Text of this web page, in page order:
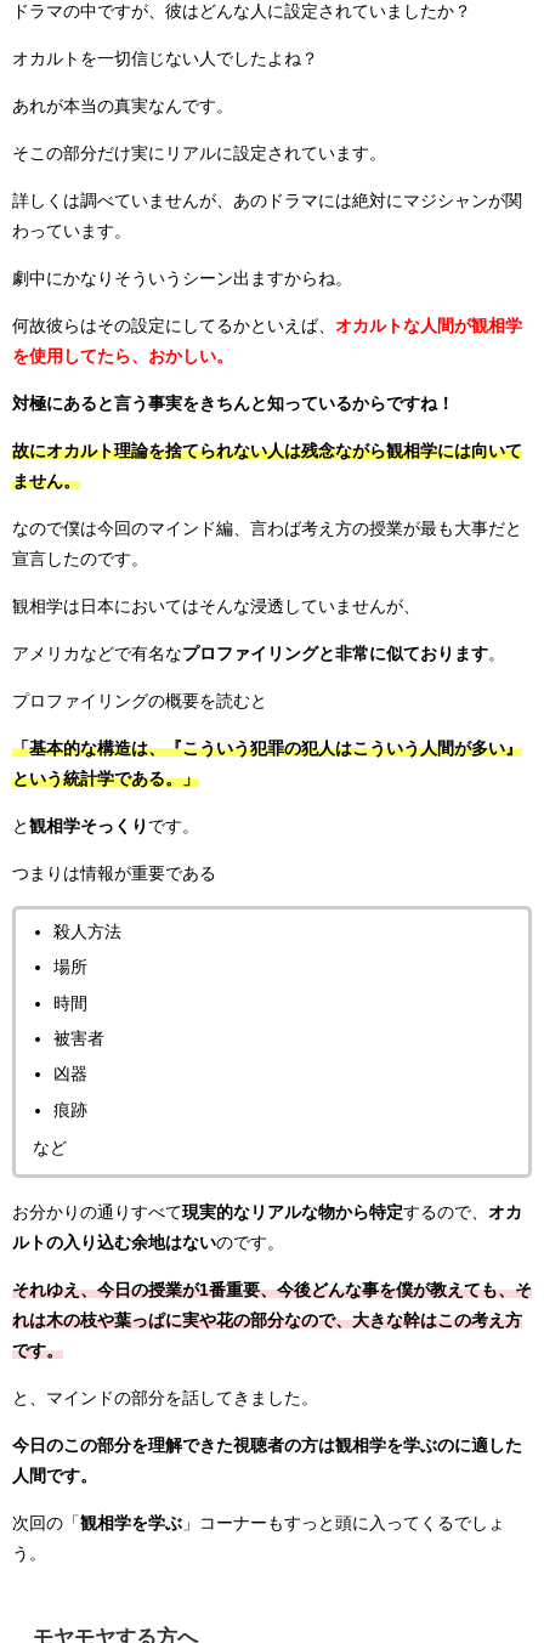
ドラマの中ですが、彼はどんな人に設定されていましたか？
オカルトを一切信じない人でしたよね？
あれが本当の真実なんです。
そこの部分だけ実にリアルに設定されています。
詳しくは調べていませんが、あのドラマには絶対にマジシャンが関
わっています。
劇中にかなりそういうシーン出ますからね。
何故彼らはその設定にしてるかといえば、 オカルトな人間が観相学
を使用してたら、おかしい。
対極にあると言う事実をきちんと知っているからですね！
故にオカルト理論を捨てられない人は残念ながら観相学には向いて
ません。
なので僕は今回のマインド編、言わば考え方の授業が最も大事だと
宣言したのです。
観相学は日本においてはそんな浸透していませんが、
アメリカなどで有名なプロファイリングと非常に似ております
プロファイリングの概要を読むと
「基本的な構造は、『こういう犯罪の犯人はこういう人間が多い』
という統計学である。」
と 観相学そっくり です。
つまりは情報が重要である
殺人方法
場所
時間
被害者
凶器
痕跡
など
お分かりの通りすべて現実的なリアルな物から特定するので、 オカ
ルトの入り込む余地はないのです。
それゆえ、今日の授業が1番重要、今後どんな事を僕が教えても、そ
れは木の枝や葉っぱに実や花の部分なので、大きな幹はこの考え方
です。
と、マインドの部分を話してきました。
今日のこの部分を理解できた視聴者の方は観相学を学ぶのに適した
人間です。
次回の「 観相学を学ぶ 」コーナーもすっと頭に入ってくるでしょ
う。
モヤモヤする方へ